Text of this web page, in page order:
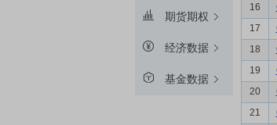
期货期权
经济数据
基金数据
16
17
18
19
20
21